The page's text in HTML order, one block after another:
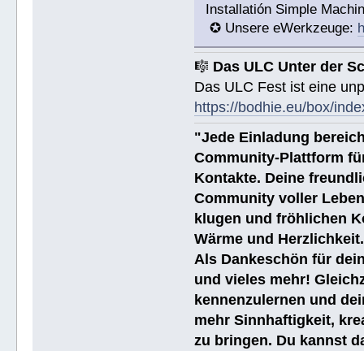
Installatión Simple
✪ Unsere eWerkzeuge:
🎼 Das ULC Unter der
Das ULC Fest ist eine
https://bodhie.eu/box/
"Jede Einladung
Community-Plattform
Kontakte. Deine
Community voller
klugen und fröhlichen
Wärme und
Als Dankeschön für
und vieles mehr!
kennenzulernen und
mehr Sinnhaftigkeit,
zu bringen. Du kannst